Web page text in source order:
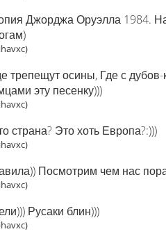
Джорджа Оруэлла 1984.
трепещут осины, Где с
эту песенку)))
страна? Это хоть Европа?:)))
Посмотрим чем нас
Русаки блин)))